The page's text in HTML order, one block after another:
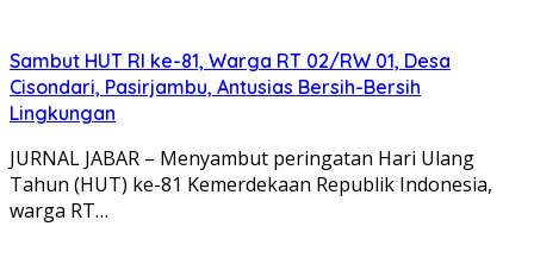
Sambut HUT RI ke-81, Warga RT 02/RW 01, Desa
Cisondari, Pasirjambu, Antusias Bersih-Bersih
Lingkungan
JURNAL JABAR – Menyambut peringatan Hari Ulang
Tahun (HUT) ke-81 Kemerdekaan Republik Indonesia,
warga RT…